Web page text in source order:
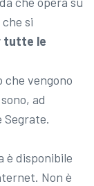
che si
tutte le
che vengono
ad
Segrate.
è disponibile
Non è